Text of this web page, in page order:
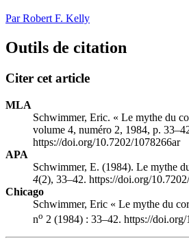
Par Robert F. Kelly
Outils de citation
Citer cet article
MLA
Schwimmer, Eric. « Le mythe du
volume 4, numéro 2, 1984, p.
https://doi.org/10.7202/1078266ar
APA
Schwimmer, E. (1984). Le mythe
4(2), 33–42. https://doi.org/
Chicago
Schwimmer, Eric « Le mythe du
no 2 (1984) : 33–42. https://